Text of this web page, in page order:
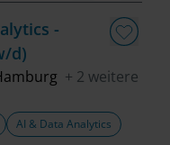
-
d)
+ 2 weitere
AI & Data Analytics